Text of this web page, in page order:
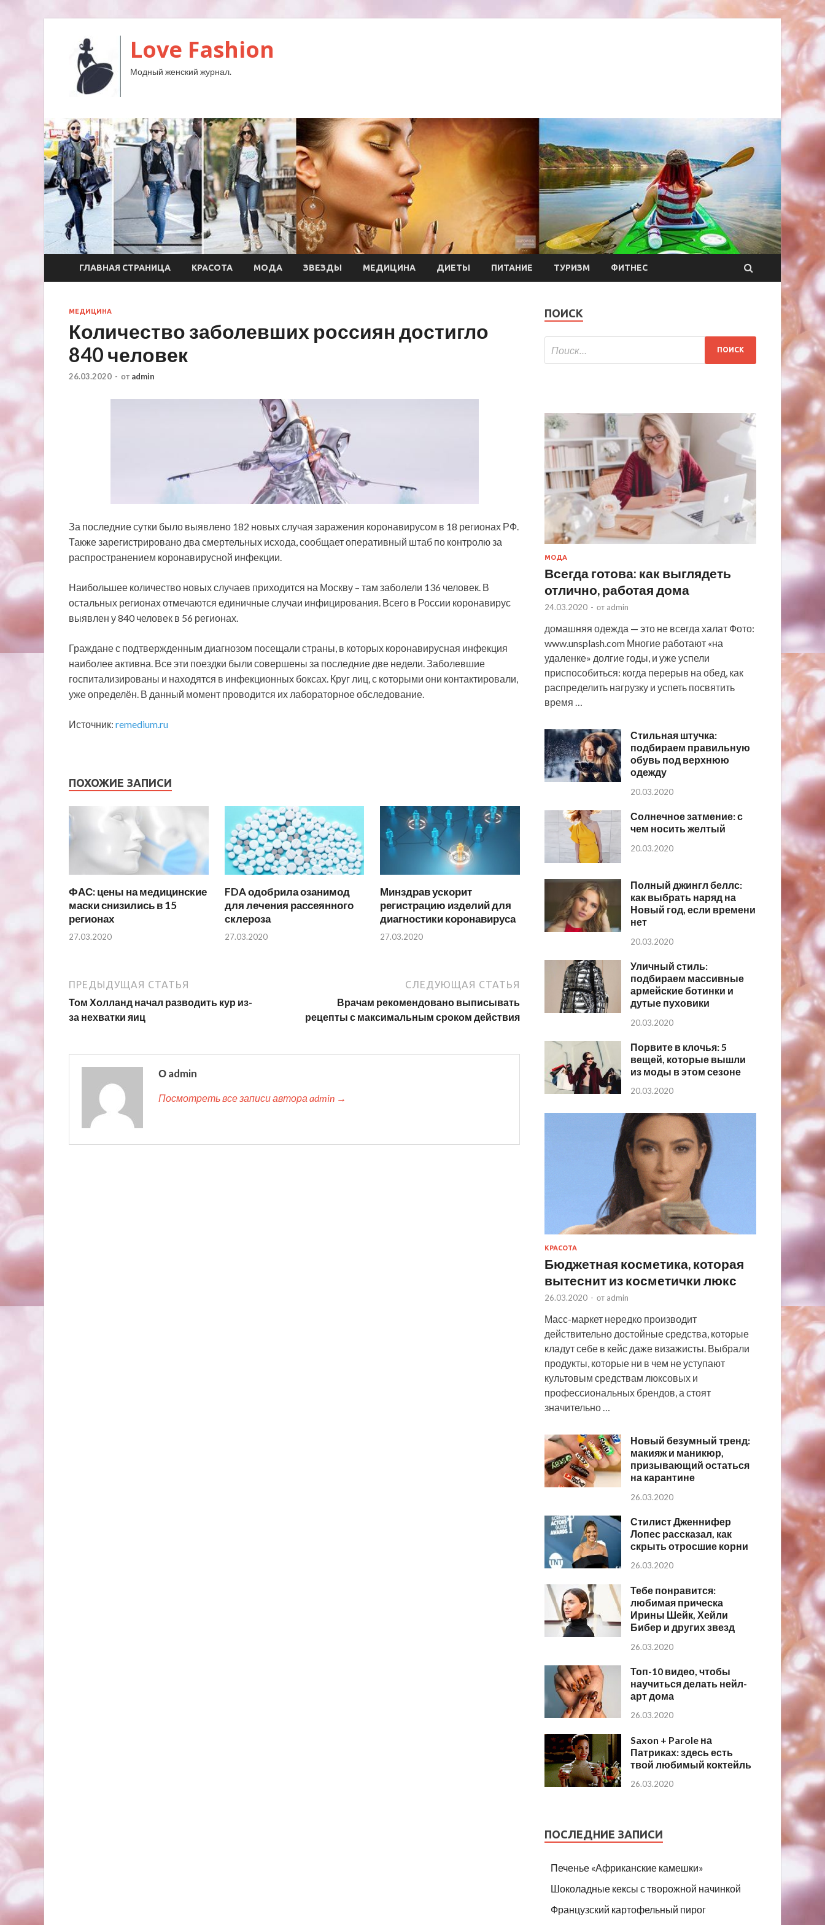
Love Fashion
Модный женский журнал.
ГЛАВНАЯ СТРАНИЦА КРАСОТА МОДА ЗВЕЗДЫ МЕДИЦИНА ДИЕТЫ ПИТАНИЕ ТУРИЗМ ФИТНЕС
МЕДИЦИНА
Количество заболевших россиян достигло
840 человек
26.03.2020 - от admin
За последние сутки было выявлено 182 новых случая заражения коронавирусом в 18 регионах РФ.
Также зарегистрировано два смертельных исхода, сообщает оперативный штаб по контролю за
распространением коронавирусной инфекции.
Наибольшее количество новых случаев приходится на Москву – там заболели 136 человек. В
остальных регионах отмечаются единичные случаи инфицирования. Всего в России коронавирус
выявлен у 840 человек в 56 регионах.
Граждане с подтвержденным диагнозом посещали страны, в которых коронавирусная инфекция
наиболее активна. Все эти поездки были совершены за последние две недели. Заболевшие
госпитализированы и находятся в инфекционных боксах. Круг лиц, с которыми они контактировали,
уже определён. В данный момент проводится их лабораторное обследование.
Источник: remedium.ru
ПОХОЖИЕ ЗАПИСИ
ФАС: цены на медицинские
маски снизились в 15
регионах
27.03.2020
FDA одобрила озанимод
для лечения рассеянного
склероза
27.03.2020
Минздрав ускорит
регистрацию изделий для
диагностики коронавируса
27.03.2020
ПРЕДЫДУЩАЯ СТАТЬЯ
Том Холланд начал разводить кур из-
за нехватки яиц
СЛЕДУЮЩАЯ СТАТЬЯ
Врачам рекомендовано выписывать
рецепты с максимальным сроком действия
О admin
Посмотреть все записи автора admin →
ПОИСК
МОДА
Всегда готова: как выглядеть
отлично, работая дома
24.03.2020 - от admin
домашняя одежда — это не всегда халат Фото:
www.unsplash.com Многие работают «на
удаленке» долгие годы, и уже успели
приспособиться: когда перерыв на обед, как
распределить нагрузку и успеть посвятить
время …
Стильная штучка:
подбираем правильную
обувь под верхнюю
одежду
20.03.2020
Солнечное затмение: с
чем носить желтый
20.03.2020
Полный джингл беллс:
как выбрать наряд на
Новый год, если времени
нет
20.03.2020
Уличный стиль:
подбираем массивные
армейские ботинки и
дутые пуховики
20.03.2020
Порвите в клочья: 5
вещей, которые вышли
из моды в этом сезоне
20.03.2020
КРАСОТА
Бюджетная косметика, которая
вытеснит из косметички люкс
26.03.2020 - от admin
Масс-маркет нередко производит
действительно достойные средства, которые
кладут себе в кейс даже визажисты. Выбрали
продукты, которые ни в чем не уступают
культовым средствам люксовых и
профессиональных брендов, а стоят
значительно …
Новый безумный тренд:
макияж и маникюр,
призывающий остаться
на карантине
26.03.2020
Стилист Дженнифер
Лопес рассказал, как
скрыть отросшие корни
26.03.2020
Тебе понравится:
любимая прическа
Ирины Шейк, Хейли
Бибер и других звезд
26.03.2020
Топ-10 видео, чтобы
научиться делать нейл-
арт дома
26.03.2020
Saxon + Parole на
Патриках: здесь есть
твой любимый коктейль
26.03.2020
ПОСЛЕДНИЕ ЗАПИСИ
Печенье «Африканские камешки»
Шоколадные кексы с творожной начинкой
Французский картофельный пирог